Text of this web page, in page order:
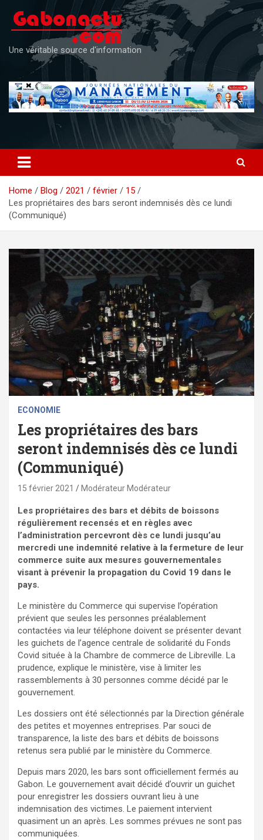
content
Une véritable source d'information
Home Blog 2021 février
15
Les propriétaires des bars seront indemnisés dès ce lundi
(Communiqué)
ECONOMIE
Les propriétaires des bars
seront indemnisés dès ce lundi
(Communiqué)
15 février 2021 Modérateur Modérateur
Les propriétaires des bars et débits de boissons
régulièrement recensés et en règles avec
l’administration percevront dès ce lundi jusqu’au
mercredi une indemnité relative à la fermeture de leur
commerce suite aux mesures gouvernementales
visant à prévenir la propagation du Covid 19 dans le
pays.
Le ministère du Commerce qui supervise l’opération
prévient que seules les personnes préalablement
contactées via leur téléphone doivent se présenter devant
les guichets de l’agence centrale de solidarité du Fonds
Covid située à la Chambre de commerce de Libreville. La
prudence, explique le ministère, vise à limiter les
rassemblements à 30 personnes comme décidé par le
gouvernement.
Les dossiers ont été sélectionnés par la Direction générale
des petites et moyennes entreprises. Par souci de
transparence, la liste des bars et débits de boissons
retenus sera publié par le ministère du Commerce.
Depuis mars 2020, les bars sont officiellement fermés au
Gabon. Le gouvernement avait décidé d’ouvrir un guichet
pour enregistrer les dossiers ouvrant lieu à une
indemnisation des victimes. Le paiement intervient
quasiment un an après. Les sommes prévues ne sont pas
communiquées.